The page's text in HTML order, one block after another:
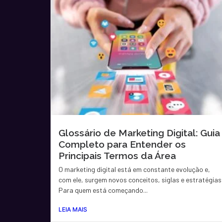
Glossário de Marketing Digital: Guia
Completo para Entender os
Principais Termos da Área
O marketing digital está em constante evolução e,
com ele, surgem novos conceitos, siglas e
Para quem está começando...
LEIA MAIS